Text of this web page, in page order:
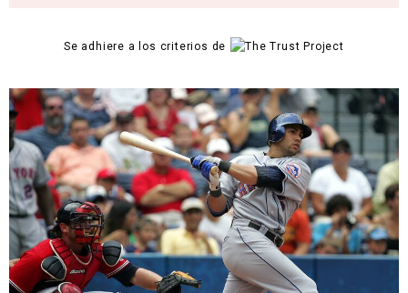
Se adhiere a los criterios de